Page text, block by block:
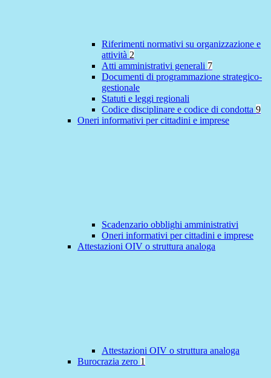
Riferimenti normativi su organizzazione e
attività 2
Atti amministrativi generali 7
Documenti di programmazione strategico-
gestionale
Statuti e leggi regionali
Codice disciplinare e codice di condotta 9
Oneri informativi per cittadini e imprese
Scadenzario obblighi amministrativi
Oneri informativi per cittadini e imprese
Attestazioni OIV o struttura analoga
Attestazioni OIV o struttura analoga
Burocrazia zero 1